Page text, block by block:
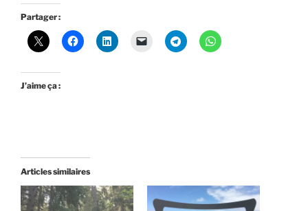
Partager :
J’aime ça :
Articles similaires